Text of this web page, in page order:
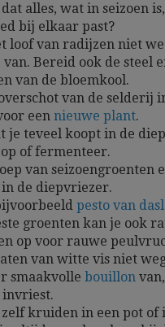
alles, wat in seizoen
bij elkaar past?
loof van radijzen niet
van. Bereid ook de steel
van de bloemkool.
van de selderij
een nieuwe plant.
je teveel koopt in de
of fermenteer.
van seizoengroenten
de diepvriezer.
pesto van
groenten kan je ook
op voor rauwe
van witte vis niet
smaakvolle bouillon
kruiden in een pot of